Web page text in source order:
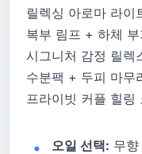
릴렉싱 아로마 라이
복부 림프 + 하체
시그니처 감정 릴렉
수분팩 + 두피 마무
프라이빗 커플 힐링
오일 선택: 무